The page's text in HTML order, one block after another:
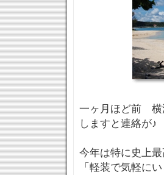
一ヶ月ほど前 横
しますと連絡が♪
今年は特に史上
「軽装で気軽に